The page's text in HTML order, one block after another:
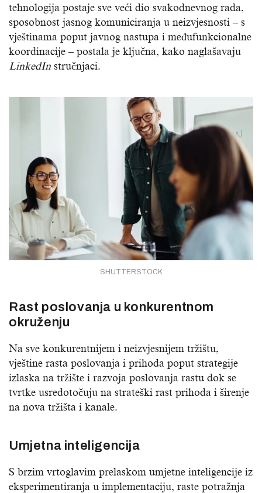
tehnologija postaje sve veći dio svakodnevnog rada,
sposobnost jasnog komuniciranja u neizvjesnosti – s
vještinama poput javnog nastupa i međufunkcionalne
koordinacije – postala je ključna, kako naglašavaju
LinkedIn stručnjaci.
SHUTTERSTOCK
Rast poslovanja u konkurentnom
okruženju
Na sve konkurentnijem i neizvjesnijem tržištu,
vještine rasta poslovanja i prihoda poput strategije
izlaska na tržište i razvoja poslovanja rastu dok se
tvrtke usredotočuju na strateški rast prihoda i širenje
na nova tržišta i kanale.
Umjetna inteligencija
S brzim vrtoglavim prelaskom umjetne inteligencije iz
eksperimentiranja u implementaciju, raste potražnja